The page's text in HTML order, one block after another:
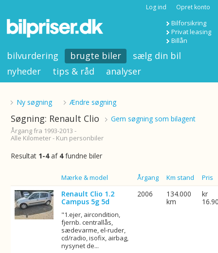
Log ind Opret konto
Bilforsikring
Privat leasing
Billån
bilvurdering brugte biler
sælg din bil
nyheder
tips & råd analyser
Ny søgning Ændre søgning
Søgning: Renault Clio Gem søgning som bilagent
Årgang fra 1993-2013 -
Alle Kilometer - Kun personbiler
Resultat 1-4af 4fundne biler
Mærke & model Årgang Km stand Pris
Renault Clio 1.2
Campus 5g 5d
"1.ejer, aircondition,
fjernb. centrallås,
sædevarme, el-ruder,
cd/radio, isofix, airbag,
nysynet de...
2006
134.000
km
kr